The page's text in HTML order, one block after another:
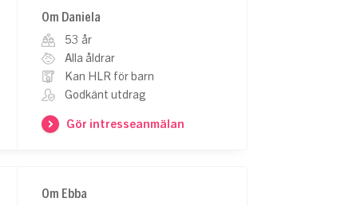
Om Daniela
53 år
Alla åldrar
Kan HLR för barn
Godkänt utdrag
Gör intresseanmälan
Om Ebba